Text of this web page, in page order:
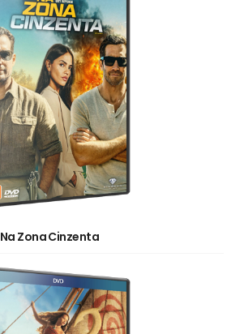
Na Zona Cinzenta